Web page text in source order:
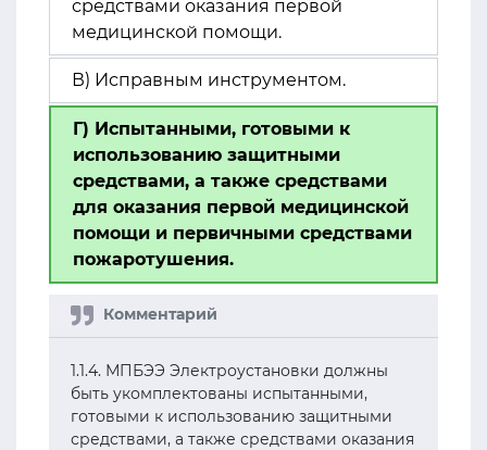
средствами оказания первой
медицинской помощи.
В) Исправным инструментом.
Г) Испытанными, готовыми к
использованию защитными
средствами, а также средствами
для оказания первой медицинской
помощи и первичными средствами
пожаротушения.
1.1.4. МПБЭЭ Электроустановки должны
быть укомплектованы испытанными,
готовыми к использованию защитными
средствами, а также средствами оказания